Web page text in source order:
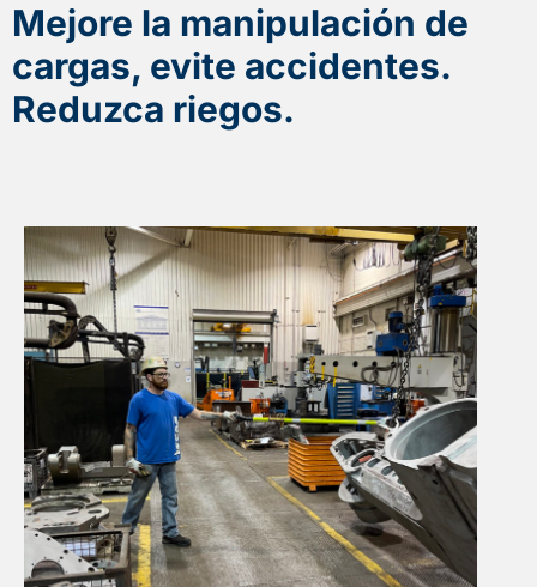
Mejore la manipulación de
cargas, evite accidentes.
Reduzca riegos.